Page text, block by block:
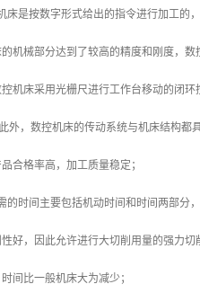
床是按数字形式给出的指令进行加工的
机械部分达到了较高的精度和刚度，
机床采用光栅尺进行工作台移动的闭
外，数控机床的传动系统与机床结构
合格率高，加工质量稳定；
的时间主要包括机动时间和时间两部
好，因此允许进行大切削用量的强力
间比一般机床大为减少；